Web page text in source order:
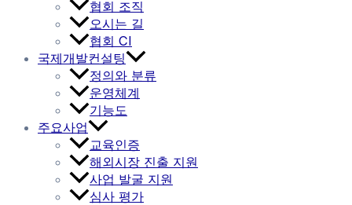
협회 조직
오시는 길
협회 CI
국제개발컨설팅
정의와 분류
운영체계
기능도
주요사업
교육인증
해외시장 진출 지원
사업 발굴 지원
심사 평가